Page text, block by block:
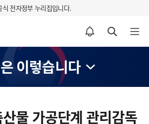
전자정부 누리집입니다.
알림설정 바로가기 검색 바로가기 메뉴 열기
이렇습니다
물 가공단계 관리감독